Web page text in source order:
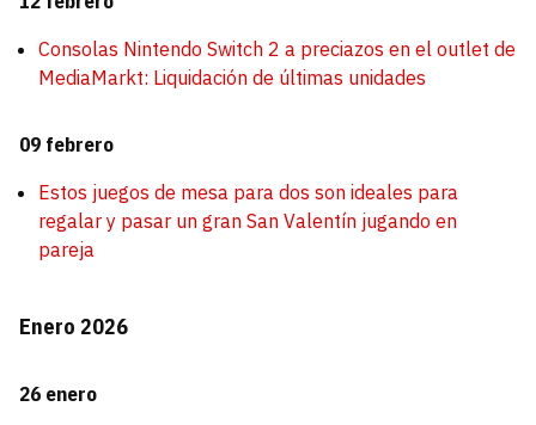
Consolas Nintendo Switch 2 a preciazos en el outlet de
MediaMarkt: Liquidación de últimas unidades
09 febrero
Estos juegos de mesa para dos son ideales para
regalar y pasar un gran San Valentín jugando en
pareja
Enero 2026
26 enero